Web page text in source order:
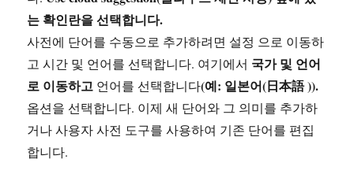
는 확인란을 선택합니다.
사전에 단어를 수동으로 추가하려면 설정 으로 이동하
고 시간 및 언어를 선택합니다. 여기에서 국가 및 언어
로 이동하고 언어를 선택합니다(예: 일본어(日本語 )).
옵션을 선택합니다. 이제 새 단어와 그 의미를 추가하
거나 사용자 사전 도구를 사용하여 기존 단어를 편집
합니다.